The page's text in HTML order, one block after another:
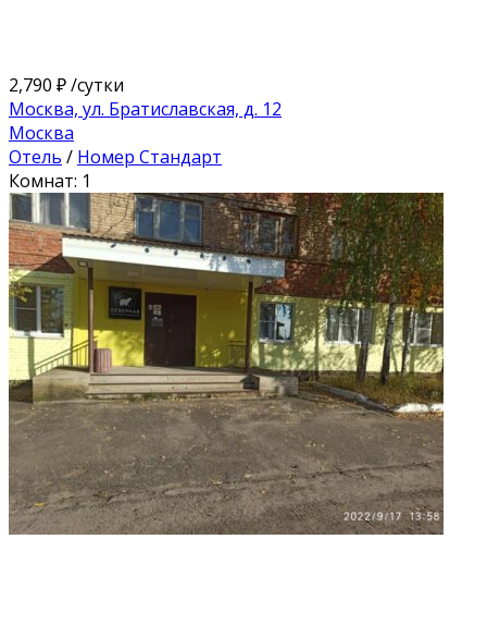
2,790 ₽/сутки
Москва, ул. Братиславская, д. 12
Москва
Отель / Номер Стандарт
Комнат: 1